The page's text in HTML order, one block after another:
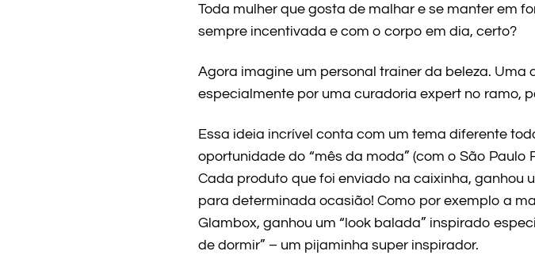
Toda mulher que gosta de malhar e se manter em
sempre incentivada e com o corpo em dia, certo?
Agora imagine um personal trainer da beleza.
especialmente por uma curadoria expert no ramo,
Essa ideia incrível conta com um tema diferente
oportunidade do “mês da moda” (com o São Paulo
Cada produto que foi enviado na caixinha, ganhou
para determinada ocasião! Como por exemplo a
Glambox, ganhou um “look balada” inspirado
de dormir” – um pijaminha super inspirador.